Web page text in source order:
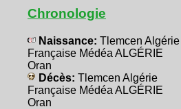
Chronologie
Naissance: Tlemcen Algérie
Française Médéa ALGÉRIE
Oran
Décès: Tlemcen Algérie
Française Médéa ALGÉRIE
Oran